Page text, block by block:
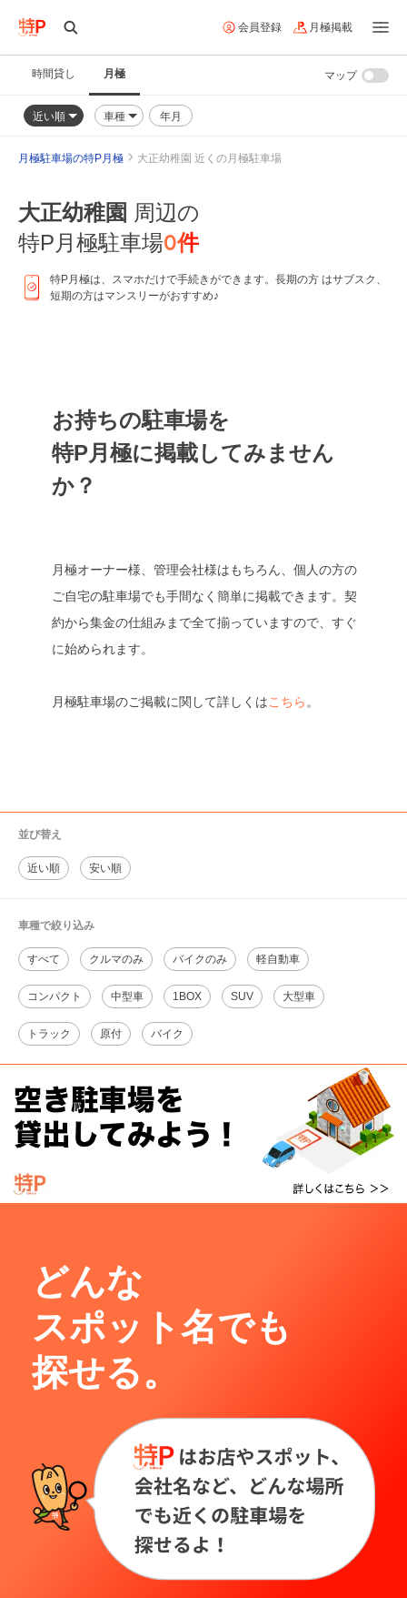
会員登録 月極掲載
時間貸し 月極
近い順 車種 年月
マップ
月極駐車場の特P月極 大正幼稚園 近くの月極駐車場
大正幼稚園 周辺の
特P月極駐車場0件
特P月極は、スマホだけで手続きができます。長期の方 はサブスク、
短期の方はマンスリーがおすすめ♪
お持ちの駐車場を
特P月極に掲載してみません
か？
月極オーナー様、管理会社様はもちろん、個人の方の
ご自宅の駐車場でも手間なく簡単に掲載できます。契
約から集金の仕組みまで全て揃っていますので、すぐ
に始められます。
月極駐車場のご掲載に関して詳しくはこちら 。
並び替え
近い順 安い順
車種で絞り込み
すべて クルマのみ バイクのみ 軽自動車
コンパクト 中型車 1BOX SUV 大型車
トラック 原付 バイク
どんな
スポット名でも
探せる。